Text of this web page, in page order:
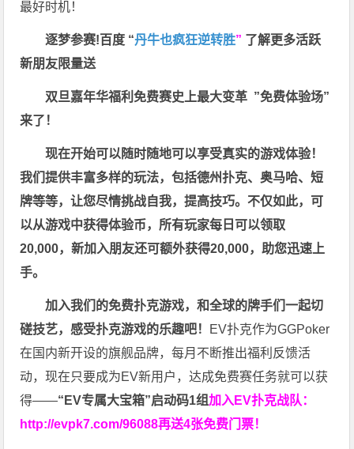
最好时机！
逐梦参赛!百度 “丹牛也疯狂逆转胜” 了解更多活跃
新朋友限量送
双旦嘉年华福利免费赛史上最大变革 ”免费体验场”
来了！
现在开始可以随时随地可以享受真实的游戏体验！
我们提供丰富多样的玩法，包括德州扑克、奥马哈、短
牌等等，让您尽情挑战自我，提高技巧。不仅如此， 可
以从游戏中获得体验币，所有玩家每日可以领取
20,000，新加入朋友还可额外获得20,000，助您迅速上
手。
加入我们的免费扑克游戏，和全球的牌手们一起切
磋技艺，感受扑克游戏的乐趣吧！ EV扑克作为GGPoker
在国内新开设的旗舰品牌，每月不断推出福利反馈活
动，现在只要成为EV新用户，达成免费赛任务就可以获
得——“EV专属大宝箱”启动码1组加入EV扑克战队：
http://evpk7.com/96088再送4张免费门票！